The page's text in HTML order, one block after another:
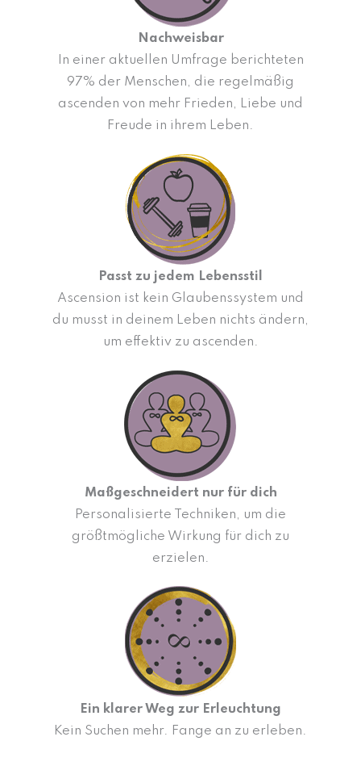
Nachweisbar
In einer aktuellen Umfrage berichteten
97% der Menschen, die regelmäßig
ascenden von mehr Frieden, Liebe und
Freude in ihrem Leben.
Passt zu jedem Lebensstil
Ascension ist kein Glaubenssystem und
du musst in deinem Leben nichts ändern,
um effektiv zu ascenden.
Maßgeschneidert nur für dich
Personalisierte Techniken, um die
größtmögliche Wirkung für dich zu
erzielen.
Ein klarer Weg zur Erleuchtung
Kein Suchen mehr. Fange an zu erleben.